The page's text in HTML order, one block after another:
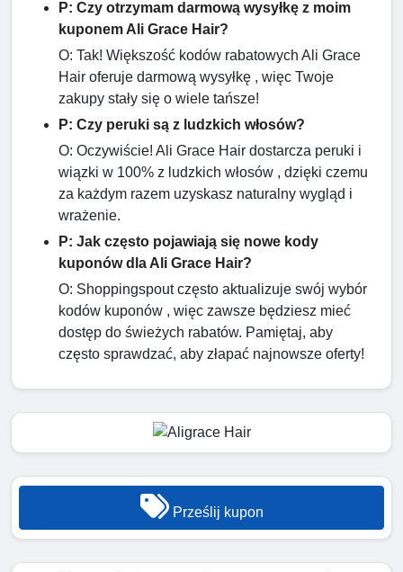
P: Czy otrzymam darmową wysyłkę z moim
kuponem Ali Grace Hair?
O: Tak! Większość kodów rabatowych Ali Grace
Hair oferuje darmową wysyłkę , więc Twoje
zakupy stały się o wiele tańsze!
P: Czy peruki są z ludzkich włosów?
O: Oczywiście! Ali Grace Hair dostarcza peruki i
wiązki w 100% z ludzkich włosów , dzięki czemu
za każdym razem uzyskasz naturalny wygląd i
wrażenie.
P: Jak często pojawiają się nowe kody
kuponów dla Ali Grace Hair?
O: Shoppingspout często aktualizuje swój wybór
kodów kuponów , więc zawsze będziesz mieć
dostęp do świeżych rabatów. Pamiętaj, aby
często sprawdzać, aby złapać najnowsze oferty!
Prześlij kupon